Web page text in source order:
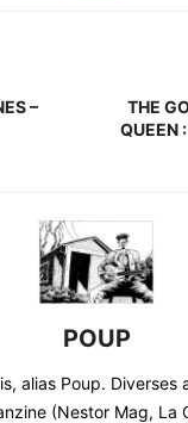
–
THE
QUEEN
POUP
alias Poup. Diverses
(Nestor Mag, La